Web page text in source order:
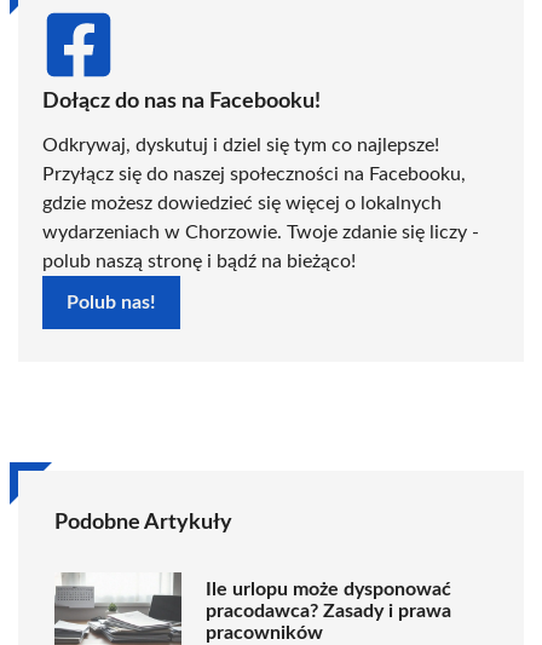
Dołącz do nas na Facebooku!
Odkrywaj, dyskutuj i dziel się tym co najlepsze!
Przyłącz się do naszej społeczności na Facebooku,
gdzie możesz dowiedzieć się więcej o lokalnych
wydarzeniach w Chorzowie. Twoje zdanie się liczy -
polub naszą stronę i bądź na bieżąco!
Polub nas!
Podobne Artykuły
Ile urlopu może dysponować
pracodawca? Zasady i prawa
pracowników